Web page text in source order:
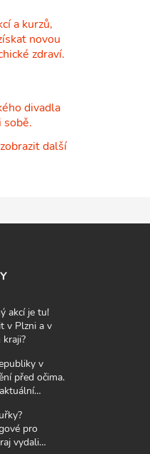
a kurzů,
novou
zdraví.
divadla
zobrazit další
akcí je tu!
v Plzni a v
kraji?
v
před očima.
pro
vydali